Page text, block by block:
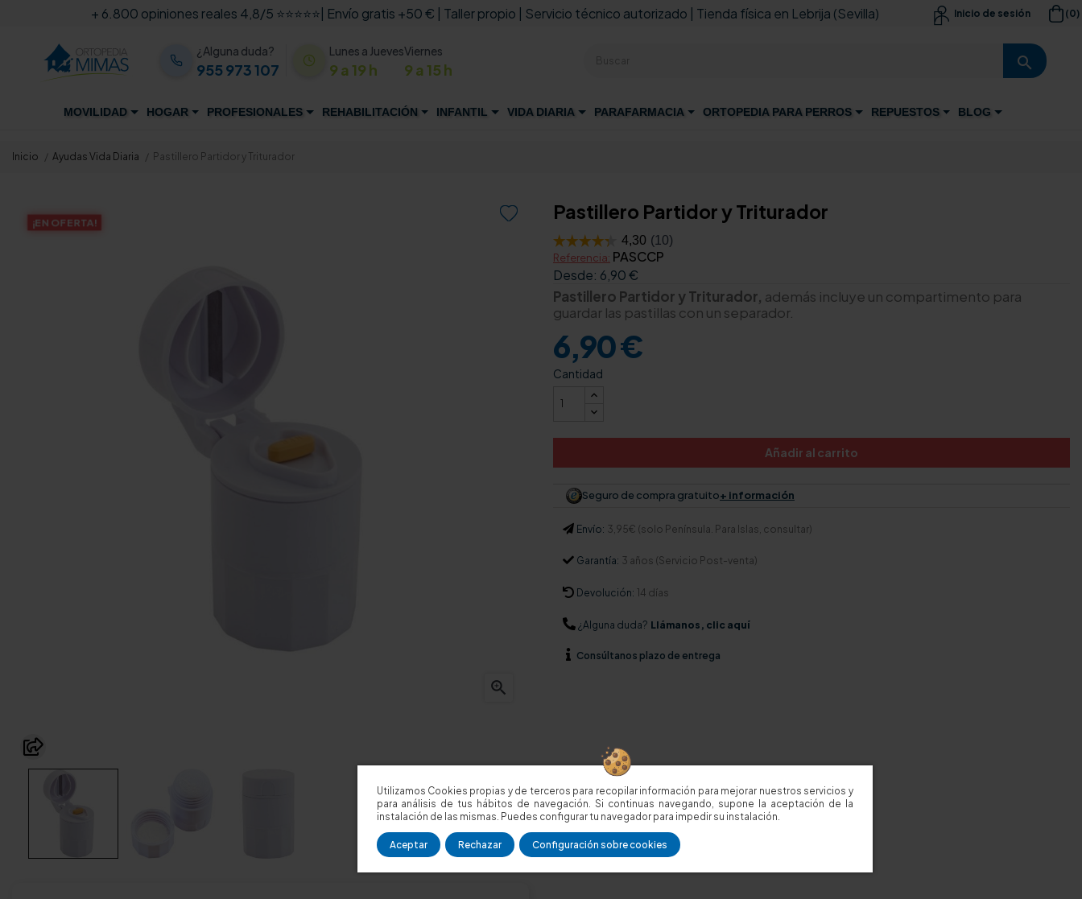
Utilizamos Cookies propias y de terceros para recopilar información para mejorar nuestros servicios y
para análisis de tus hábitos de navegación. Si continuas navegando, supone la aceptación de la
instalación de las mismas. Puedes configurar tu navegador para impedir su instalación.
Aceptar Rechazar Configuración sobre cookies
+ 6.800 opiniones reales 4,8/5 ⭐⭐⭐⭐⭐| Envío gratis +50 € | Taller propio | Servicio técnico autorizado | Tienda física en Lebrija (Sevilla)  Inicio de sesión (0)
¿Alguna duda?
955 973 107
Lunes a Jueves
9 a 19 h
Viernes
9 a 15 h search
MOVILIDAD HOGAR PROFESIONALES REHABILITACIÓN INFANTIL VIDA DIARIA PARAFARMACIA ORTOPEDIA PARA PERROS REPUESTOS BLOG
Inicio Ayudas Vida Diaria Pastillero Partidor y Triturador

¡EN OFERTA!

Pastillero Partidor y Triturador
Referencia: PASCCP
Desde: 6,90 €
Pastillero Partidor y Triturador, además incluye un compartimento para
guardar las pastillas con un separador.
6,90 €
Cantidad
Añadir al carrito
Seguro de compra gratuito+ información
Envío: 3,95€ (solo Península. Para Islas, consultar)
Garantía: 3 años (Servicio Post-venta)
Devolución: 14 días
¿Alguna duda? Llámanos, clic aquí
Consúltanos plazo de entrega